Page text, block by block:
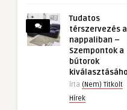
Tudatos
térszervezés a
nappaliban –
Szempontok a
bútorok
írta (Nem) Titkolt
Hírek